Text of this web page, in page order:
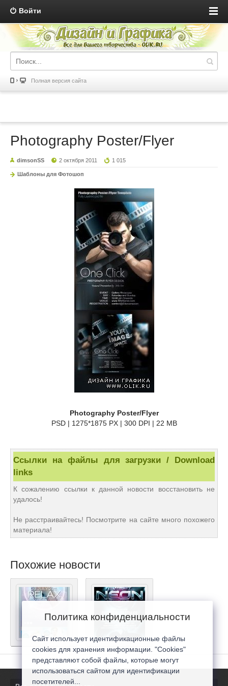
Войти
Полная версия сайта
Photography Poster/Flyer
dimsonSS 2 октября 2011 1 015
Шаблоны для Фотошоп
Photography Poster/Flyer
PSD | 1275*1875 PX | 300 DPI | 22 MB
Ссылки на файлы для загрузки / Download
links
К сожалению ссылки к данной новости восстановить не
удалось!
Не расстраивайтесь! Посмотрите на сайте много похожего
материала!
Похожие новости
Политика конфиденциальности
Сайт использует идентификационные файлы
cookies для хранения информации. "Cookies"
представляют собой файлы, которые могут
использоваться сайтом для идентификации
посетителей...